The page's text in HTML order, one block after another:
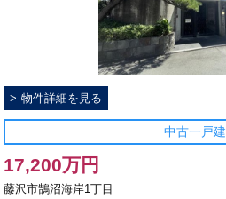
物件詳細を見る
中古一戸建
17,200万円
藤沢市鵠沼海岸1丁目